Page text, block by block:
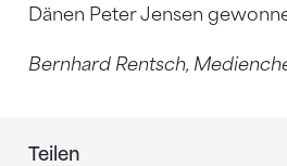
Dänen Peter Jensen
Bernhard Rentsch,
Teilen